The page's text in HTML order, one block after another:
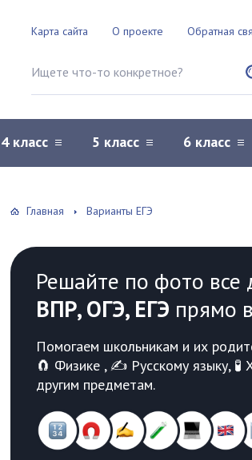
Карта сайта О проекте Обратная
Поиск по сайту
4 класс 5 класс 6 класс
Главная Варианты ЕГЭ
Решайте по фото
ВПР, ОГЭ, ЕГЭ прямо
Помогаем школьникам и их
🧲 Физике , ✍️ Русскому языку,
другим предметам.